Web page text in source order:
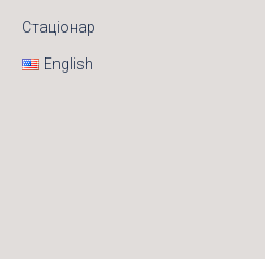
Стаціонар
English